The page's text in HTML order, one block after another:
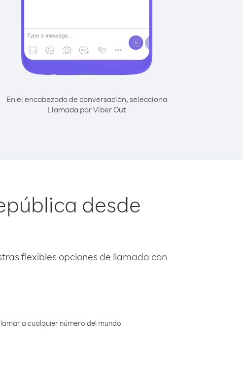
En el encabezado de conversación, selecciona
Llamada por Viber Out
desde
flexibles opciones de llamada con
a cualquier número del mundo